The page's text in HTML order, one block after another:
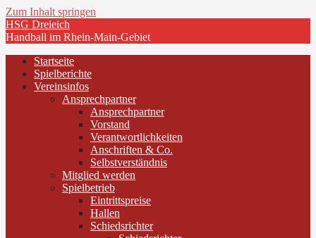
Zum Inhalt springen
HSG Dreieich
Handball im Rhein-Main-Gebiet
Startseite
Spielberichte
Vereinsinfos
Ansprechpartner
Ansprechpartner
Vorstand
Verantwortlichkeiten
Anschriften & Co.
Selbstverständnis
Mitglied werden
Spielbetrieb
Eintrittspreise
Hallen
Schiedsrichter